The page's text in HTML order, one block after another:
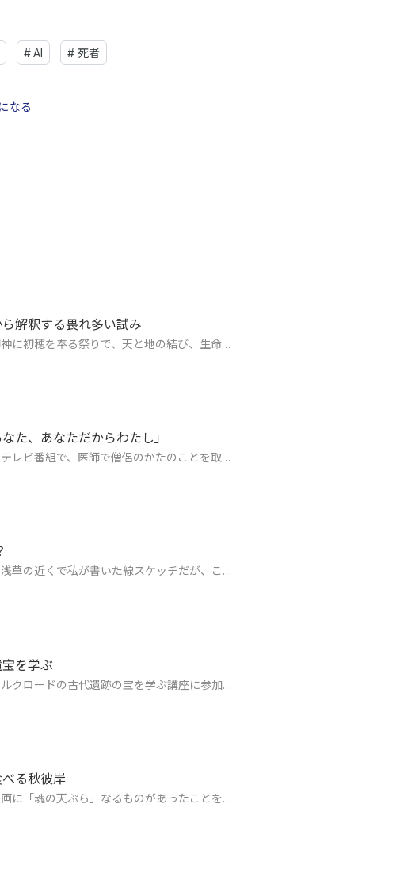
# AI # 死者
なる
解釈する畏れ多い試み
に初穂を奉る祭りで、天と地の結び、生命…
た、あなただからわたし」
レビ番組で、医師で僧侶のかたのことを取…
草の近くで私が書いた線スケッチだが、こ…
を学ぶ
クロードの古代遺跡の宝を学ぶ講座に参加…
べる秋彼岸
に「魂の天ぷら」なるものがあったことを…